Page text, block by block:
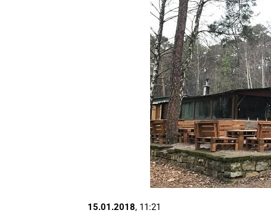
15.01.2018, 11:21